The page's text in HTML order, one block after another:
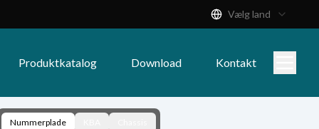
Vælg land
Produktkatalog Download Kontakt
Nummerplade